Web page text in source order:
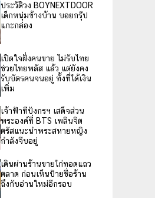
ประวัติวง BOYNEXTDOOR
เด็กหนุ่มข้างบ้าน บอยกรุ๊ป
แกะกล่อง
เปิดใจฝั่งคนขาย ไม่รับไทย
ช่วยไทยพลัส แล้ว แต่ยังคง
รับบัตรคนจนอยู่ ทั้งที่ได้เงิน
เพิ่ม
เจ้าฟ้าทีปังกรฯ เสด็จส่วน
พระองค์ที่ BTS เพลินจิต
ตรัสแนะนำพระสหายหญิง
กำลังจีบอยู่
เดินผ่านร้านขายไก่ทอดแถว
ตลาด ก่อนเห็นป้ายชื่อร้าน
ถึงกับอ่านใหม่อีกรอบ